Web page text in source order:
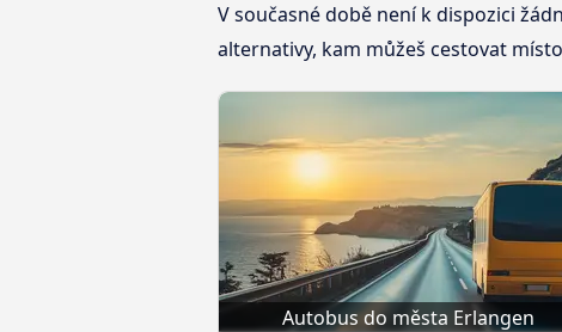
V současné době není k dispozici
alternativy, kam můžeš cestovat
Autobus do města Erlangen